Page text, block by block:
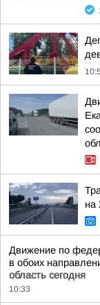
на
Движение по
в обоих
область сегодня
10:33